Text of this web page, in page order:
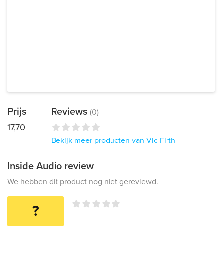
Prijs
17,70
Reviews (0)
Bekijk meer producten van Vic Firth
Inside Audio review
We hebben dit product nog niet gereviewd.
?